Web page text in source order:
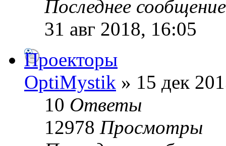
Последнее
31 авг 2018, 16:05
Проекторы
OptiMystik » 15 дек
10 Ответы
12978 Просмотры